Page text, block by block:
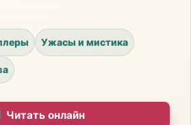
Ужасы и мистика
Читать онлайн